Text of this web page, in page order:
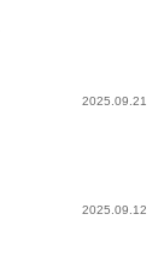
2025.09.21
2025.09.12